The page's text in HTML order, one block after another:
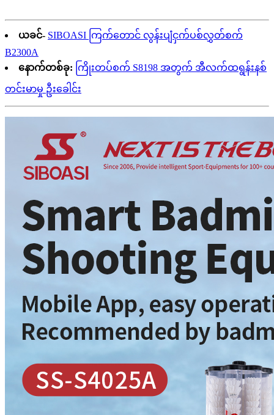
ယခင်- SIBOASI ကြက်တောင် လွန်းပျံငှက်ပစ်လွှတ်စက်
B2300A
နောက်တစ်ခု: ကြိုးတပ်စက် S8198 အတွက် အီလက်ထရွန်းနစ်
တင်းမာမှု ဦးခေါင်း